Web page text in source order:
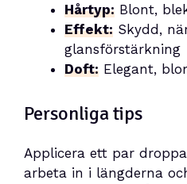
Hårtyp: Blont,
Effekt: Skydd,
glansförstärkning
Doft: Elegant,
Personliga tips
Applicera ett par
arbeta in i längderna